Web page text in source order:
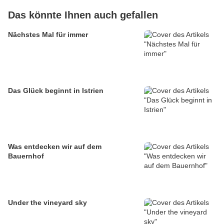
Das könnte Ihnen auch gefallen
Nächstes Mal für immer
Das Glück beginnt in Istrien
Was entdecken wir auf dem
Bauernhof
Under the vineyard sky